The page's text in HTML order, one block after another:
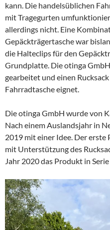
kann. Die handelsüblichen
mit Tragegurten
allerdings nicht. Eine
Gepäckträgertasche war
die Halteclips für den
Grundplatte. Die otinga
gearbeitet und einen
Fahrradtasche eignet.
Die otinga GmbH wurde von
Nach einem Auslandsjahr in
2019 mit einer Idee. Der
mit Unterstützung des
Jahr 2020 das Produkt in